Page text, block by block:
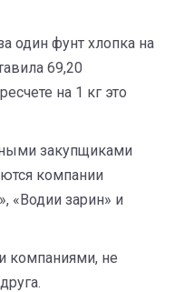
один фунт хлопка на
69,20
на 1 кг это
закупщиками
компании
«Водии зарин» и
компаниями, не